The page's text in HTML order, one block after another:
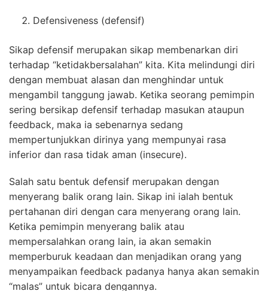
Defensiveness (defensif)
Sikap defensif merupakan sikap membenarkan diri
terhadap “ketidakbersalahan” kita. Kita melindungi diri
dengan membuat alasan dan menghindar untuk
mengambil tanggung jawab. Ketika seorang pemimpin
sering bersikap defensif terhadap masukan ataupun
feedback, maka ia sebenarnya sedang
mempertunjukkan dirinya yang mempunyai rasa
inferior dan rasa tidak aman (insecure).
Salah satu bentuk defensif merupakan dengan
menyerang balik orang lain. Sikap ini ialah bentuk
pertahanan diri dengan cara menyerang orang lain.
Ketika pemimpin menyerang balik atau
mempersalahkan orang lain, ia akan semakin
memperburuk keadaan dan menjadikan orang yang
menyampaikan feedback padanya hanya akan semakin
“malas” untuk bicara dengannya.